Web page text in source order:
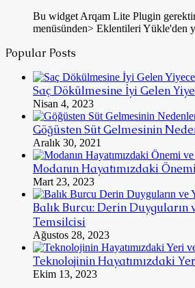
Bu widget Arqam Lite Plugin
menüsünden> Eklentileri Yükle'den
Popular Posts
Saç Dökülmesine İyi Gelen
Nisan 4, 2023
Göğüsten Süt Gelmesinin
Aralık 30, 2021
Modanın Hayatımızdaki
Mart 23, 2023
Balık Burcu: Derin Duyguların
Temsilcisi
Ağustos 28, 2023
Teknolojinin Hayatımızdaki
Ekim 13, 2023